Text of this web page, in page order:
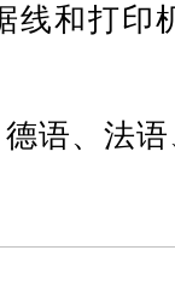
线和打印
语、法